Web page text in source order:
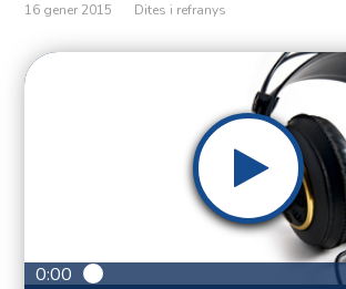
16 gener 2015 Dites i refranys
0:00